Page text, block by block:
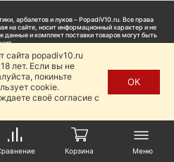
арбалетов и луков – PopadiV10.ru. Все права
сайте, носит информационный характер и не
данные и комплект поставки товаров могут быть
автоматически соглашается с условиями,
видео и др.) с сайта Popadiv10 запрещено,
администрации сайта Popadiv10.
Корзина Меню
сайта popadiv10.ru
лет. Если вы не
покиньте
cookie.
своё согласие с
ОК